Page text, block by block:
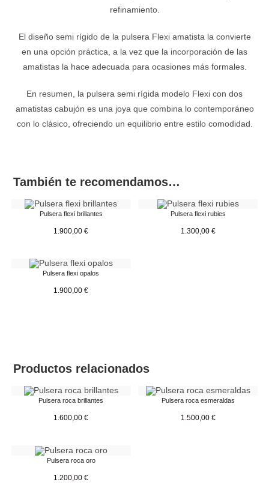
refinamiento.
El diseño semi rígido de la pulsera Flexi amatista la convierte
en una opción práctica, a la vez que la incorporación de las
amatistas la hace adecuada para ocasiones más formales.
En resumen, la pulsera semi rígida modelo Flexi con dos
amatistas cabujón es una joya que combina lo contemporáneo
con lo clásico, ofreciendo un equilibrio entre estilo comodidad.
También te recomendamos…
Pulsera flexi brillantes
1.900,00€
Pulsera flexi rubies
1.300,00 €
Pulsera flexi opalos
1.900,00€
Productos relacionados
Pulsera roca brillantes
1.600,00€
Pulsera roca esmeraldas
1.500,00 €
Pulsera roca oro
1.200,00€